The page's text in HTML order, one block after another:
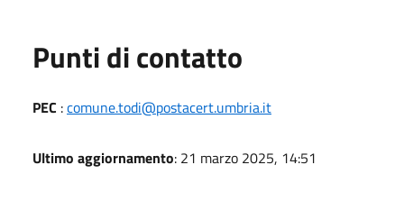
Punti di contatto
PEC :comune.todi@postacert.umbria.it
Ultimo aggiornamento: 21 marzo 2025, 14:51